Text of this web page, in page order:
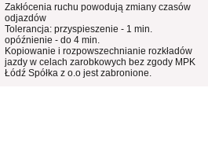
Zakłócenia ruchu powodują zmiany czasów
odjazdów
Tolerancja: przyspieszenie - 1 min.
opóźnienie - do 4 min.
Kopiowanie i rozpowszechnianie rozkładów
jazdy w celach zarobkowych bez zgody MPK
Łódź Spółka z o.o jest zabronione.